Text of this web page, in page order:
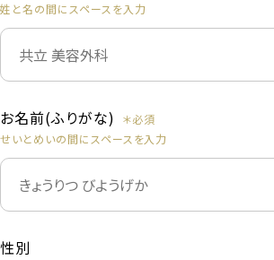
姓と名の間にスペースを入力
お名前(ふりがな)
せいとめいの間にスペースを入力
性別